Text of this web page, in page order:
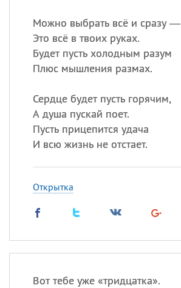
Можно выбрать всё и сразу —
Это всё в твоих руках.
Будет пусть холодным разум
Плюс мышления размах.
Сердце будет пусть горячим,
А душа пускай поет.
Пусть прицепится удача
И всю жизнь не отстает.
Открытка
Вот тебе уже «тридцатка».